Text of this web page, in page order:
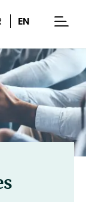
EN